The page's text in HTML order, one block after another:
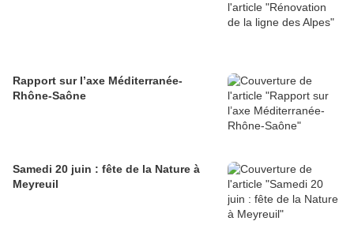
Rapport sur l’axe Méditerranée-
Rhône-Saône
Samedi 20 juin : fête de la Nature à
Meyreuil